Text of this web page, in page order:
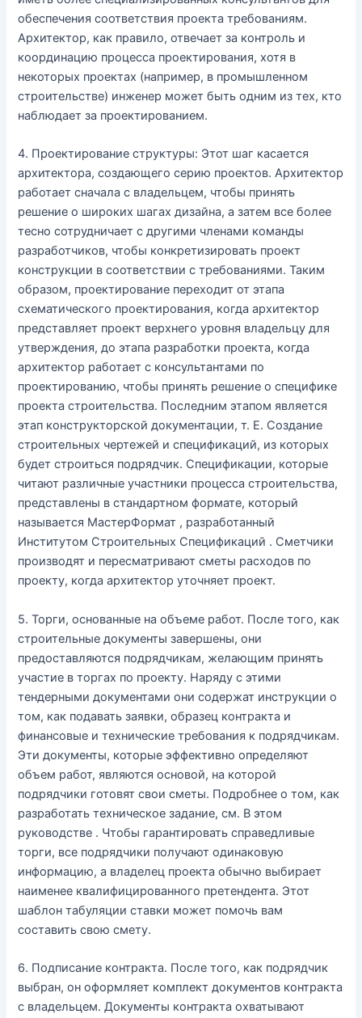
обеспечения соответствия проекта требованиям.
Архитектор, как правило, отвечает за контроль и
координацию процесса проектирования, хотя в
некоторых проектах (например, в промышленном
строительстве) инженер может быть одним из тех, кто
наблюдает за проектированием.
4. Проектирование структуры: Этот шаг касается
архитектора, создающего серию проектов. Архитектор
работает сначала с владельцем, чтобы принять
решение о широких шагах дизайна, а затем все более
тесно сотрудничает с другими членами команды
разработчиков, чтобы конкретизировать проект
конструкции в соответствии с требованиями. Таким
образом, проектирование переходит от этапа
схематического проектирования, когда архитектор
представляет проект верхнего уровня владельцу для
утверждения, до этапа разработки проекта, когда
архитектор работает с консультантами по
проектированию, чтобы принять решение о специфике
проекта строительства. Последним этапом является
этап конструкторской документации, т. Е. Создание
строительных чертежей и спецификаций, из которых
будет строиться подрядчик. Спецификации, которые
читают различные участники процесса строительства,
представлены в стандартном формате, который
называется МастерФормат , разработанный
Институтом Строительных Спецификаций . Сметчики
производят и пересматривают сметы расходов по
проекту, когда архитектор уточняет проект.
5. Торги, основанные на объеме работ. После того, как
строительные документы завершены, они
предоставляются подрядчикам, желающим принять
участие в торгах по проекту. Наряду с этими
тендерными документами они содержат инструкции о
том, как подавать заявки, образец контракта и
финансовые и технические требования к подрядчикам.
Эти документы, которые эффективно определяют
объем работ, являются основой, на которой
подрядчики готовят свои сметы. Подробнее о том, как
разработать техническое задание, см. В этом
руководстве . Чтобы гарантировать справедливые
торги, все подрядчики получают одинаковую
информацию, а владелец проекта обычно выбирает
наименее квалифицированного претендента. Этот
шаблон табуляции ставки может помочь вам
составить свою смету.
6. Подписание контракта. После того, как подрядчик
выбран, он оформляет комплект документов контракта
с владельцем. Документы контракта охватывают